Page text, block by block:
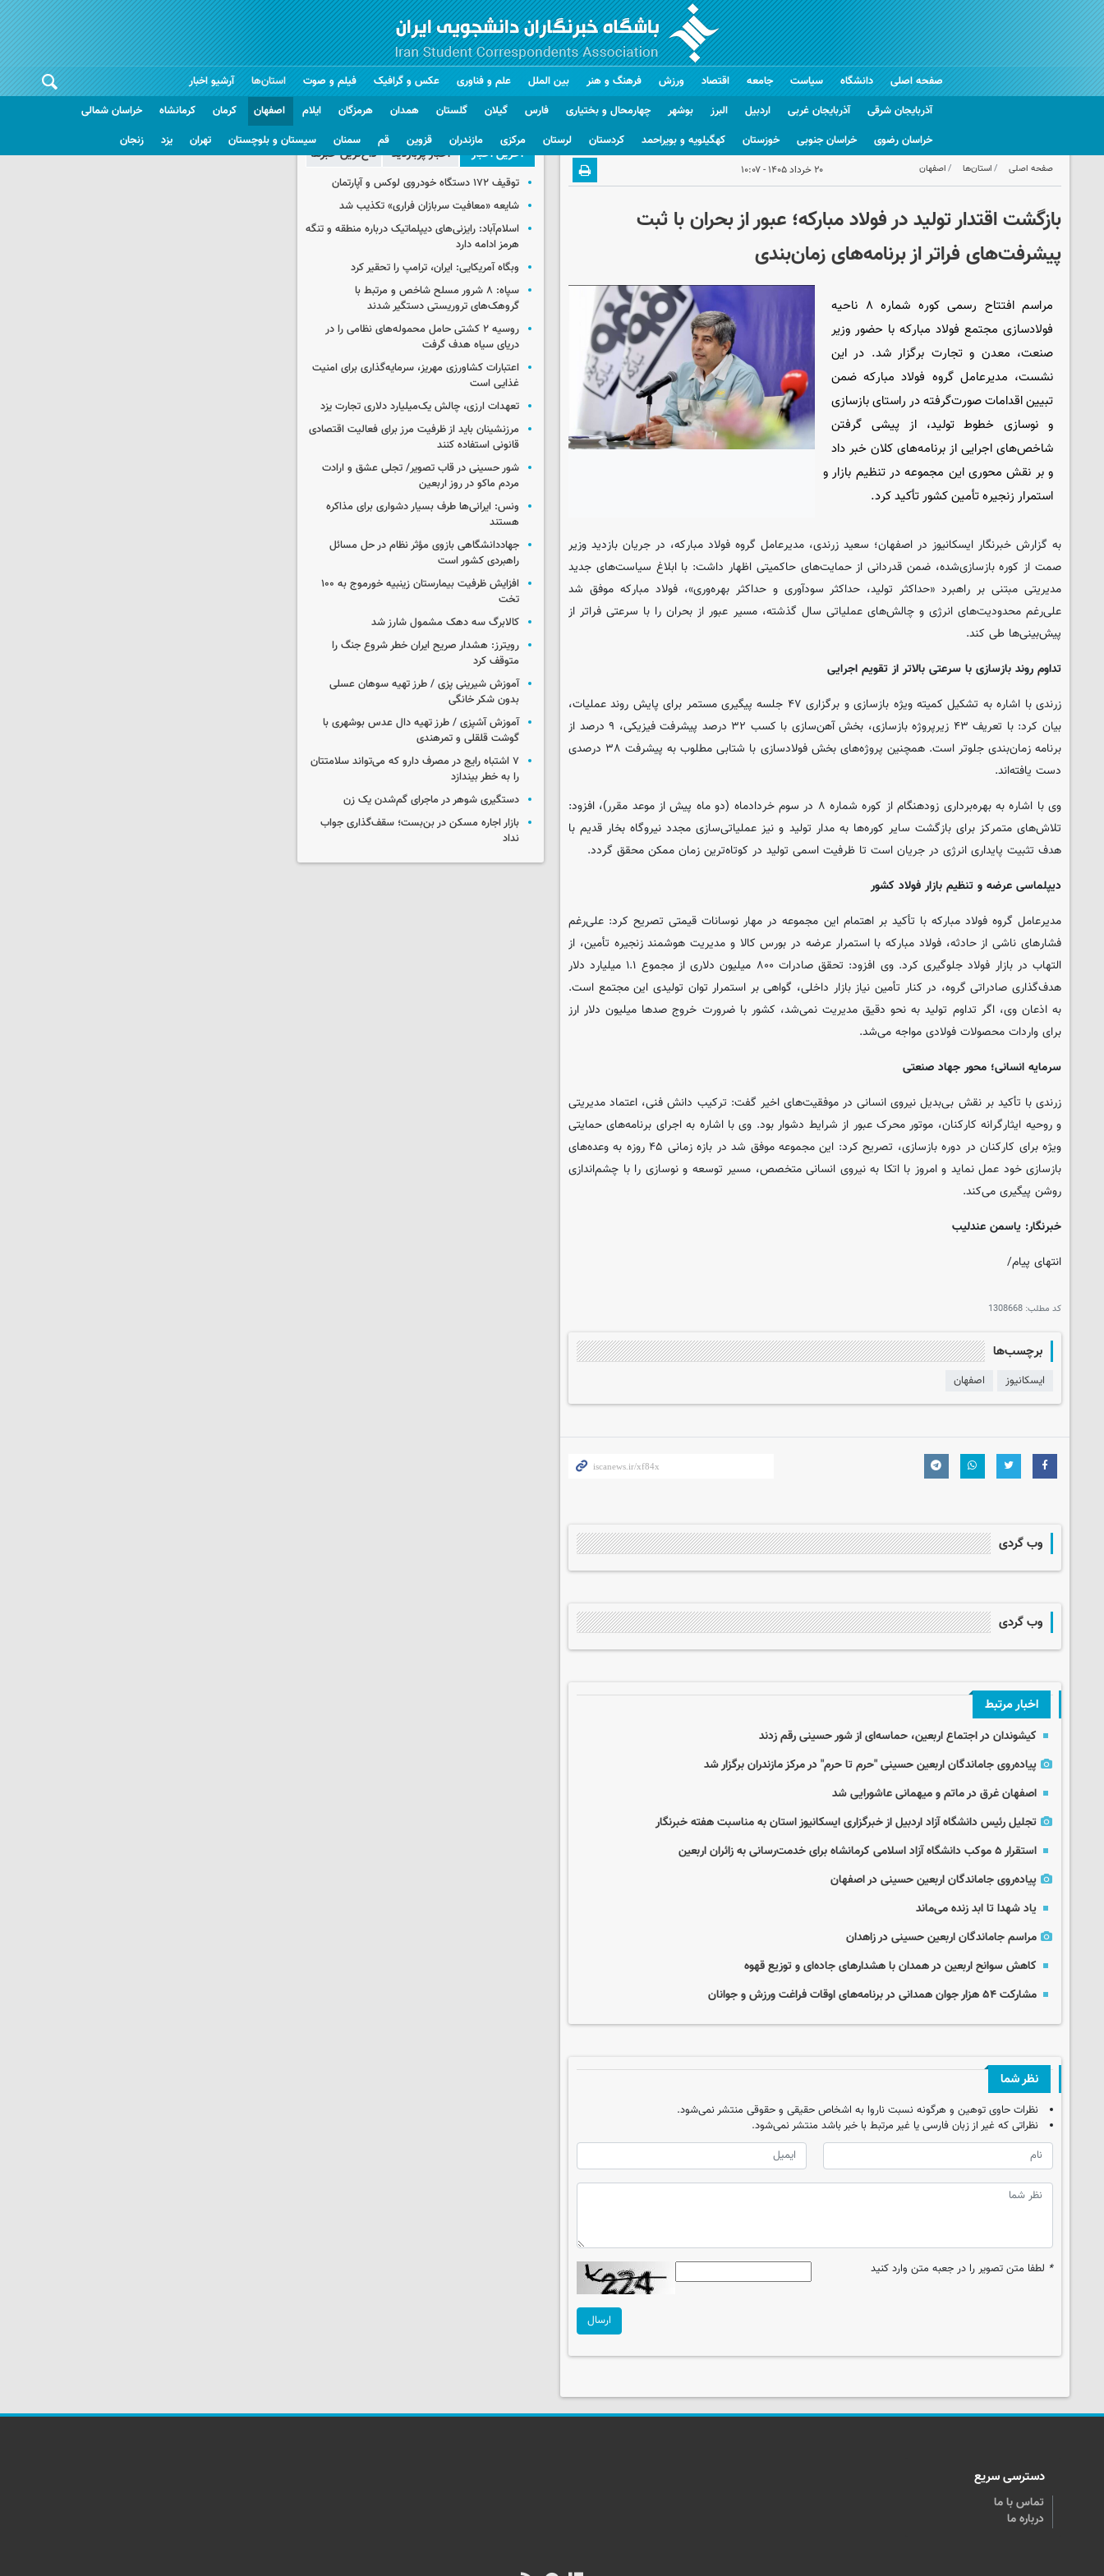
صفحه اصلی دانشگاه سیاست جامعه اقتصاد ورزش فرهنگ و هنر بین الملل علم و فناوری عکس و گرافیک فیلم و صوت
استان‌ها
آذربایجان شرقی
آذربایجان غربی اردبیل البرز بوشهر چهارمحال و بختیاری فارس گیلان گلستان همدان هرمزگان ایلام اصفهان کرمان کرمانشاه
خراسان شمالی
خراسان رضوی
خراسان جنوبی خوزستان کهگیلویه و بویراحمد کردستان لرستان مرکزی مازندران قزوین قم سمنان سیستان و بلوچستان تهران یزد زنجان
آرشیو اخبار
صفحه اصلی استان‌ها اصفهان ۲۰ خرداد ۱۴۰۵ - ۱۰:۰۷
بازگشت اقتدار تولید در فولاد مبارکه؛ عبور از بحران با ثبت
پیشرفت‌های فراتر از برنامه‌های زمان‌بندی
مراسم افتتاح رسمی کوره شماره ۸ ناحیه
فولادسازی مجتمع فولاد مبارکه با حضور وزیر
صنعت، معدن و تجارت برگزار شد. در این
نشست، مدیرعامل گروه فولاد مبارکه ضمن
تبیین اقدامات صورت‌گرفته در راستای بازسازی
و نوسازی خطوط تولید، از پیشی گرفتن
شاخص‌های اجرایی از برنامه‌های کلان خبر داد
و بر نقش محوری این مجموعه در تنظیم بازار و
استمرار زنجیره تأمین کشور تأکید کرد.
به گزارش خبرنگار ایسکانیوز در اصفهان؛ سعید زرندی، مدیرعامل گروه فولاد مبارکه، در جریان بازدید وزیر
صمت از کوره بازسازی‌شده، ضمن قدردانی از حمایت‌های حاکمیتی اظهار داشت: با ابلاغ سیاست‌های جدید
مدیریتی مبتنی بر راهبرد «حداکثر تولید، حداکثر سودآوری و حداکثر بهره‌وری»، فولاد مبارکه موفق شد
علی‌رغم محدودیت‌های انرژی و چالش‌های عملیاتی سال گذشته، مسیر عبور از بحران را با سرعتی فراتر از
پیش‌بینی‌ها طی کند.
تداوم روند بازسازی با سرعتی بالاتر از تقویم اجرایی
زرندی با اشاره به تشکیل کمیته ویژه بازسازی و برگزاری ۴۷ جلسه پیگیری مستمر برای پایش روند عملیات،
بیان کرد: با تعریف ۴۳ زیرپروژه بازسازی، بخش آهن‌سازی با کسب ۳۲ درصد پیشرفت فیزیکی، ۹ درصد از
برنامه زمان‌بندی جلوتر است. همچنین پروژه‌های بخش فولادسازی با شتابی مطلوب به پیشرفت ۳۸ درصدی
دست یافته‌اند.
وی با اشاره به بهره‌برداری زودهنگام از کوره شماره ۸ در سوم خردادماه (دو ماه پیش از موعد مقرر)، افزود:
تلاش‌های متمرکز برای بازگشت سایر کوره‌ها به مدار تولید و نیز عملیاتی‌سازی مجدد نیروگاه بخار قدیم با
هدف تثبیت پایداری انرژی در جریان است تا ظرفیت اسمی تولید در کوتاه‌ترین زمان ممکن محقق گردد.
دیپلماسی عرضه و تنظیم بازار فولاد کشور
مدیرعامل گروه فولاد مبارکه با تأکید بر اهتمام این مجموعه در مهار نوسانات قیمتی تصریح کرد: علی‌رغم
فشارهای ناشی از حادثه، فولاد مبارکه با استمرار عرضه در بورس کالا و مدیریت هوشمند زنجیره تأمین، از
التهاب در بازار فولاد جلوگیری کرد. وی افزود: تحقق صادرات ۸۰۰ میلیون دلاری از مجموع ۱.۱ میلیارد دلار
هدف‌گذاری صادراتی گروه، در کنار تأمین نیاز بازار داخلی، گواهی بر استمرار توان تولیدی این مجتمع است.
به اذعان وی، اگر تداوم تولید به نحو دقیق مدیریت نمی‌شد، کشور با ضرورت خروج صدها میلیون دلار ارز
برای واردات محصولات فولادی مواجه می‌شد.
سرمایه انسانی؛ محور جهاد صنعتی
زرندی با تأکید بر نقش بی‌بدیل نیروی انسانی در موفقیت‌های اخیر گفت: ترکیب دانش فنی، اعتماد مدیریتی
و روحیه ایثارگرانه کارکنان، موتور محرک عبور از شرایط دشوار بود. وی با اشاره به اجرای برنامه‌های حمایتی
ویژه برای کارکنان در دوره بازسازی، تصریح کرد: این مجموعه موفق شد در بازه زمانی ۴۵ روزه به وعده‌های
بازسازی خود عمل نماید و امروز با اتکا به نیروی انسانی متخصص، مسیر توسعه و نوسازی را با چشم‌اندازی
روشن پیگیری می‌کند.
خبرنگار: یاسمن عندلیب
انتهای پیام/
کد مطلب: 1308668
برچسب‌ها
ایسکانیوز اصفهان
وب گردی
وب گردی
اخبار مرتبط
کیشوندان در اجتماع اربعین، حماسه‌ای از شور حسینی رقم زدند
پیاده‌روی جاماندگان اربعین حسینی "حرم تا حرم" در مرکز مازندران برگزار شد
اصفهان غرق در ماتم و میهمانی عاشورایی شد
تجلیل رئیس دانشگاه آزاد اردبیل از خبرگزاری ایسکانیوز استان به مناسبت هفته خبرنگار
استقرار ۵ موکب دانشگاه آزاد اسلامی کرمانشاه برای خدمت‌رسانی به زائران اربعین
پیاده‌روی جاماندگان اربعین حسینی در اصفهان
یاد شهدا تا ابد زنده می‌ماند
مراسم جاماندگان اربعین حسینی در زاهدان
کاهش سوانح اربعین در همدان با هشدارهای جاده‌ای و توزیع قهوه
مشارکت ۵۴ هزار جوان همدانی در برنامه‌های اوقات فراغت ورزش و جوانان
نظر شما
نظرات حاوی توهین و هرگونه نسبت ناروا به اشخاص حقیقی و حقوقی منتشر نمی‌شود.
نظراتی که غیر از زبان فارسی یا غیر مرتبط با خبر باشد منتشر نمی‌شود.
* لطفا متن تصویر را در جعبه متن وارد کنید
ارسال
آخرین اخبار اخبار پربازدید داغ‌ترین خبرها
توقیف ۱۷۲ دستگاه خودروی لوکس و آپارتمان
شایعه «معافیت سربازان فراری» تکذیب شد
اسلام‌آباد: رایزنی‌های دیپلماتیک درباره منطقه و تنگه
هرمز ادامه دارد
وبگاه آمریکایی: ایران، ترامپ را تحقیر کرد
سپاه: ۸ شرور مسلح شاخص و مرتبط با
گروهک‌های تروریستی دستگیر شدند
روسیه ۲ کشتی حامل محموله‌های نظامی را در
دریای سیاه هدف گرفت
اعتبارات کشاورزی مهریز، سرمایه‌گذاری برای امنیت
غذایی است
تعهدات ارزی، چالش یک‌میلیارد دلاری تجارت یزد
مرزنشینان باید از ظرفیت مرز برای فعالیت اقتصادی
قانونی استفاده کنند
شور حسینی در قاب تصویر/ تجلی عشق و ارادت
مردم ماکو در روز اربعین
ونس: ایرانی‌ها طرف بسیار دشواری برای مذاکره
هستند
جهاددانشگاهی بازوی مؤثر نظام در حل مسائل
راهبردی کشور است
افزایش ظرفیت بیمارستان زینبیه خورموج به ۱۰۰
تخت
کالابرگ سه دهک مشمول شارز شد
رویترز: هشدار صریح ایران خطر شروع جنگ را
متوقف کرد
آموزش شیرینی پزی / طرز تهیه سوهان عسلی
بدون شکر خانگی
آموزش آشپزی / طرز تهیه دال عدس بوشهری با
گوشت قلقلی و تمرهندی
۷ اشتباه رایج در مصرف دارو که می‌تواند سلامتتان
را به خطر بیندازد
دستگیری شوهر در ماجرای گم‌شدن یک زن
بازار اجاره مسکن در بن‌بست؛ سقف‌گذاری جواب
نداد
دسترسی سریع
تماس با ما
درباره ما